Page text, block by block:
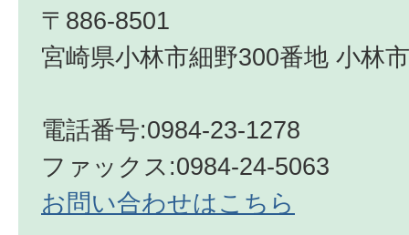
〒886-8501
宮崎県小林市細野300番地 小林
電話番号:0984-23-1278
ファックス:0984-24-5063
お問い合わせはこちら